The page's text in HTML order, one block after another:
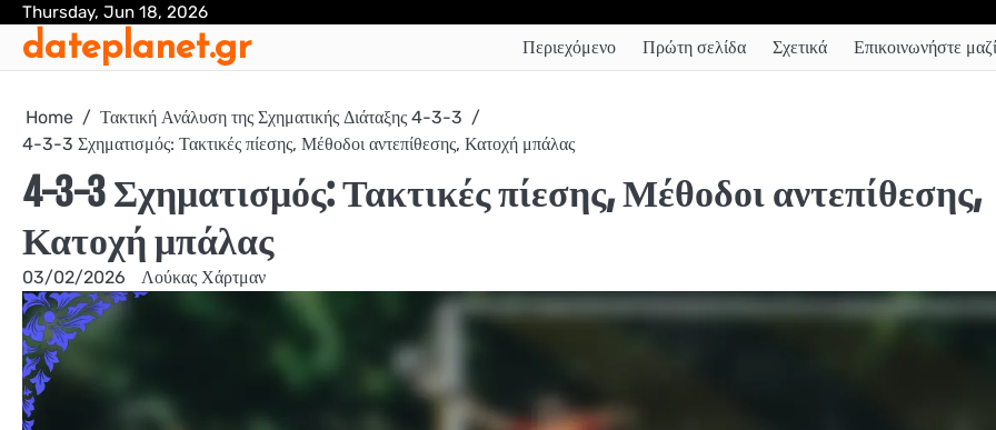
Skip
content
Thursday, Jun 18, 2026
dateplanet.gr Περιεχόμενο Πρώτη σελίδα Σχετικά Επικοινωνήστε
Home
Τακτική Ανάλυση της Σχηματικής Διάταξης 4-3-3
4-3-3 Σχηματισμός: Τακτικές πίεσης, Μέθοδοι αντεπίθεσης, Κατοχή μπάλας
4-3-3 Σχηματισμός: Τακτικές πίεσης, Μέθοδοι αντεπίθεσης,
Κατοχή μπάλας
03/02/2026 Λούκας Χάρτμαν